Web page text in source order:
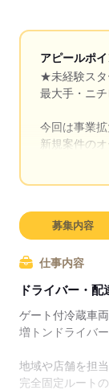
アピールポイ
★未経験ス
最大手・ニ
今回は事業拡
新規案件の
長く働きや
大手ニチレイ
出勤時間も
有給や連休
大切にしたい
募集内容
仕事内容
ドライバー・配
ゲート付冷蔵車
増トンドライバ
地域や店舗を担
完全固定ルートの